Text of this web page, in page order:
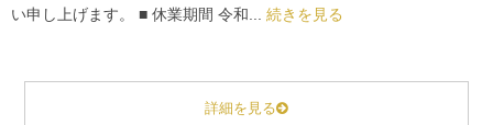
い申し上げます。 ■ 休業期間 令和... 続きを見る
詳細を見る